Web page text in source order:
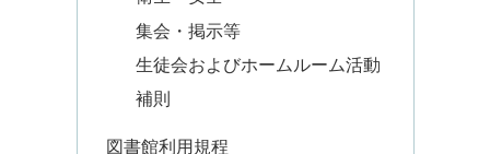
集会・掲示等
生徒会およびホームルーム活動
補則
図書館利用規程